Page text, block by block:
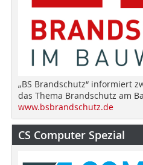
„BS Brandschutz“ informiert
das Thema Brandschutz am
www.bsbrandschutz.de
CS Computer Spezial